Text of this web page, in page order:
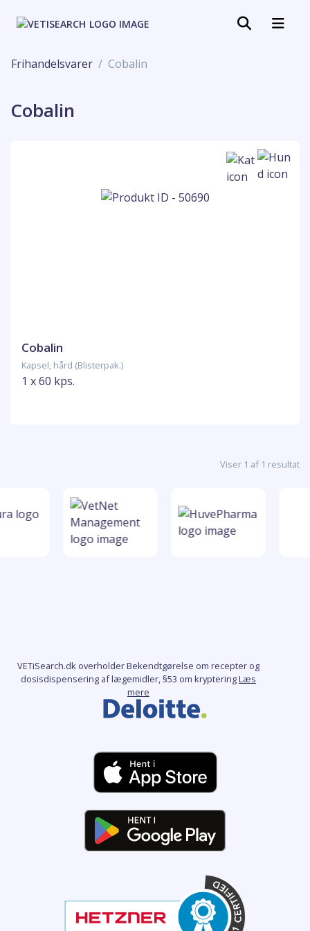
Frihandelsvarer Cobalin
Cobalin
Cobalin
Kapsel, hård (Blisterpak.)
1 x 60 kps.
Viser 1 af 1 resultat
VETiSearch.dk overholder Bekendtgørelse om recepter og
dosisdispensering af lægemidler, §53 om krypteringLæs
mere